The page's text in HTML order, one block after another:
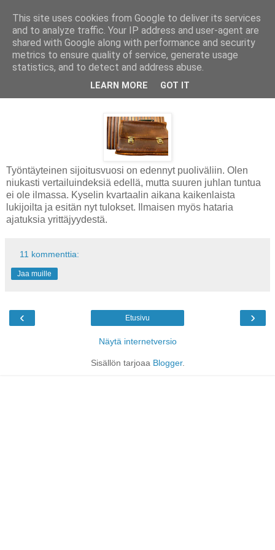
Q2 2014 ja lukijakyselyt
Työntäyteinen sijoitusvuosi on edennyt puoliväliin. Olen
niukasti vertailuindeksiä edellä, mutta suuren juhlan tuntua
ei ole ilmassa. Kyselin kvartaalin aikana kaikenlaista
lukijoilta ja esitän nyt tulokset. Ilmaisen myös hataria
ajatuksia yrittäjyydestä.
11 kommenttia:
Jaa muille
‹ ›
Etusivu
Näytä internetversio
Sisällön tarjoaa Blogger.
This site uses cookies from Google to deliver its services
and to analyze traffic. Your IP address and user-agent are
shared with Google along with performance and security
metrics to ensure quality of service, generate usage
statistics, and to detect and address abuse.
LEARN MORE GOT IT